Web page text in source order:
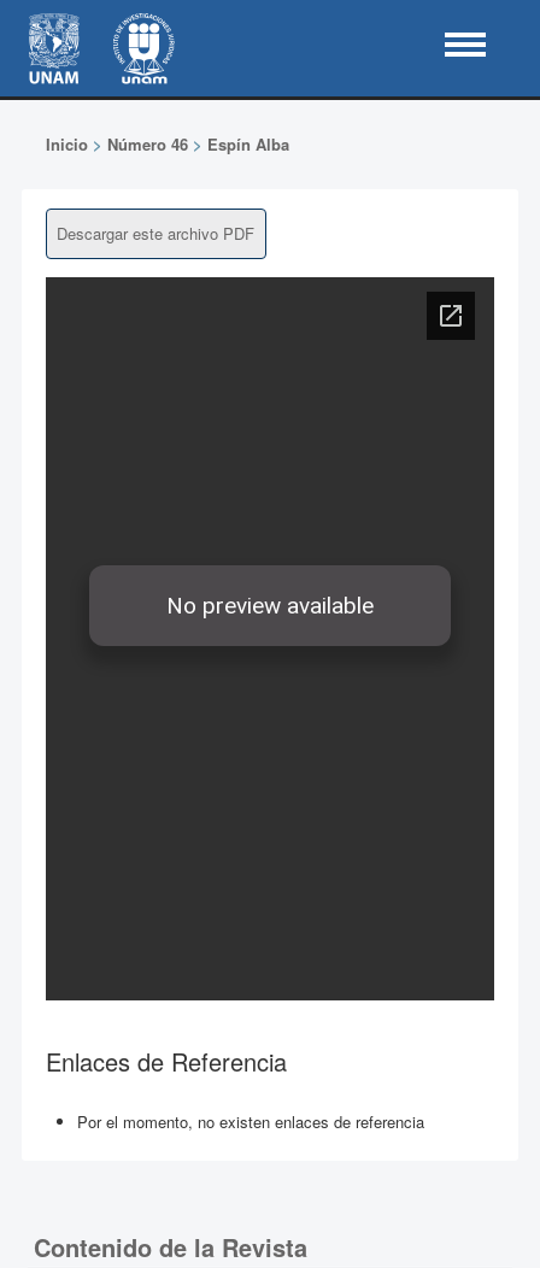
Inicio> Número 46> Espín Alba
Descargar este archivo PDF
Enlaces de Referencia
Por el momento, no existen enlaces de referencia
Contenido de la Revista